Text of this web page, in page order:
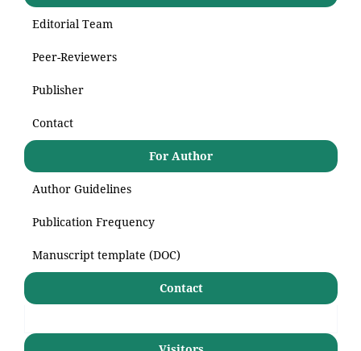
Editorial Team
Peer-Reviewers
Publisher
Contact
For Author
Author Guidelines
Publication Frequency
Manuscript template (DOC)
Contact